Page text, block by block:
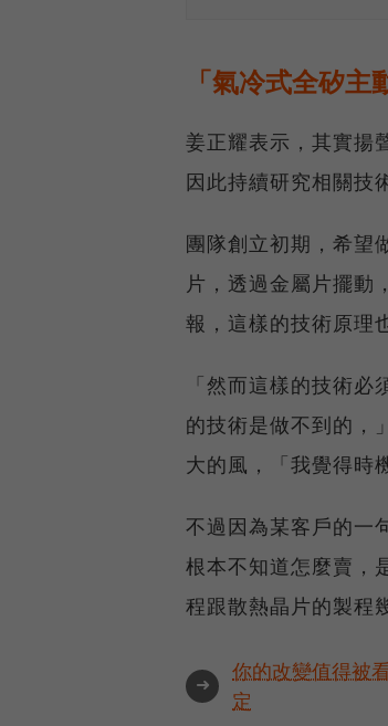
「氣冷式全矽
姜正耀表示，其實揚
因此持續研究相關技
團隊創立初期，希望
片，透過金屬片擺動
報，這樣的技術原理
「然而這樣的技術
的技術是做不到的，
大的風，「我覺得時
不過因為某客戶的一
根本不知道怎麼賣，
程跟散熱晶片的製程
➜
你的改變值得被
定